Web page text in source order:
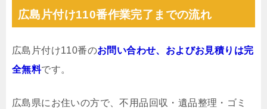
広島片付け110番作業完了までの流れ
広島片付け110番のお問い合わせ、およびお見積りは完
全無料です。
広島県にお住いの方で、不用品回収・遺品整理・ゴミ